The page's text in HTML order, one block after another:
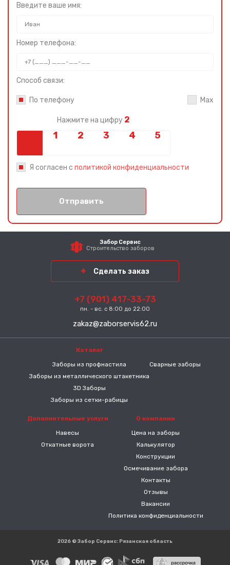
Введите ваше имя:
Номер телефона:
Способ связи:
По телефону Max
Нажмите на цифру 2
Я согласен с политикой конфиденциальности
Отправить
Забор Сервис
Строительство заборов
Сделать заказ
+7 (901) 417-33-73
пн. - вс. с 8:00 до 22:00
zakaz@zaborservis62.ru
Каталог
Заборы из профнастила
Заборы из металлического штакетника
3D Заборы
Заборы из сетки-рабицы
Сварные заборы
Дополнительные услуги
Навесы
Откатные ворота
О компании
Цена на заборы
Калькулятор
Конструкции
Осмечивание забора
Контакты
Отзывы
Вакансии
Политика конфиденциальности
2026 © Забор Сервис: Рязанская область